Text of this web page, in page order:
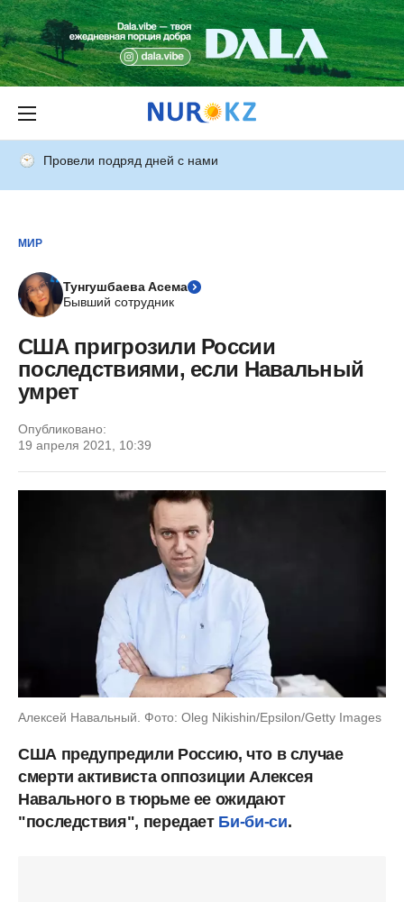
Провели подряд дней с нами
МИР
Тунгушбаева Асема
Бывший сотрудник
США пригрозили России
последствиями, если Навальный
умрет
Опубликовано:
19 апреля 2021, 10:39
Алексей Навальный. Фото: Oleg Nikishin/Epsilon/Getty Images
США предупредили Россию, что в случае
смерти активиста оппозиции Алексея
Навального в тюрьме ее ожидают
"последствия", передает Би-би-си.